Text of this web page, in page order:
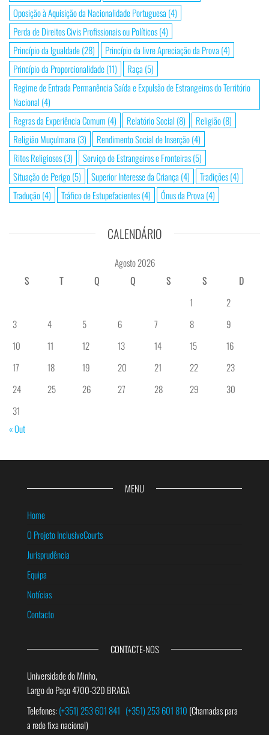
Oposição à Aquisição da Nacionalidade Portuguesa (4)
Perda de Direitos Civis Profissionais ou Políticos(4)
Princípio da Igualdade(28) Princípio da livre Apreciação da Prova (4)
Princípio da Proporcionalidade(11) Raça (5)
Regime de Entrada Permanência Saída e Expulsão de Estrangeiros do Território
Nacional (4)
Regras da Experiência Comum (4) Relatório Social (8) Religião(8)
Religião Muçulmana (3) Rendimento Social de Inserção(4)
Ritos Religiosos(3) Serviço de Estrangeiros e Fronteiras(5)
Situação de Perigo(5) Superior Interesse da Criança (4) Tradições(4)
Tradução(4) Tráfico de Estupefacientes(4) Ónus da Prova (4)
CALENDÁRIO
Agosto 2026
S
T Q Q S S
D
1
2
3
4 5 6 7 8
9
10
11 12 13 14 15
16
17
18 19 20 21 22
23
24
25 26 27 28 29
30
31
« Out
MENU
Home
O Projeto InclusiveCourts
Jurisprudência
Equipa
Notícias
Contacto
CONTACTE-NOS
Universidade do Minho,
Largo do Paço 4700-320 BRAGA
Telefones:(+351) 253 601 841 (+351) 253 601 810 (Chamadas para
a rede fixa nacional)